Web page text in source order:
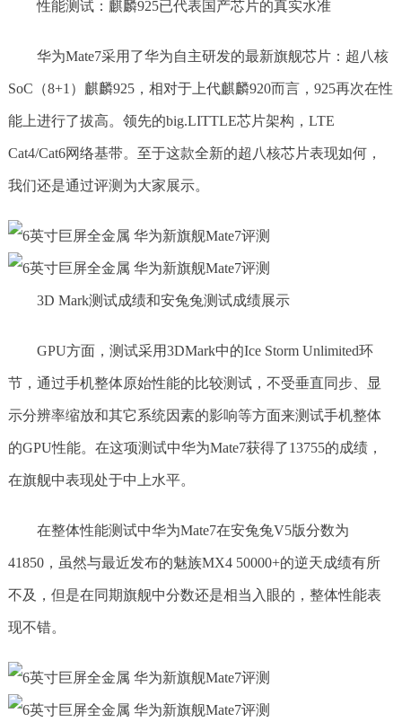
性能测试：麒麟925已代表国产芯片的真实水准
华为Mate7采用了华为自主研发的最新旗舰芯片：超八核
SoC（8+1）麒麟925，相对于上代麒麟920而言，925再次在性
能上进行了拔高。领先的big.LITTLE芯片架构，LTE
Cat4/Cat6网络基带。至于这款全新的超八核芯片表现如何，
我们还是通过评测为大家展示。
3D Mark测试成绩和安兔兔测试成绩展示
GPU方面，测试采用3DMark中的Ice Storm Unlimited环
节，通过手机整体原始性能的比较测试，不受垂直同步、显
示分辨率缩放和其它系统因素的影响等方面来测试手机整体
的GPU性能。在这项测试中华为Mate7获得了13755的成绩，
在旗舰中表现处于中上水平。
在整体性能测试中华为Mate7在安兔兔V5版分数为
41850，虽然与最近发布的魅族MX4 50000+的逆天成绩有所
不及，但是在同期旗舰中分数还是相当入眼的，整体性能表
现不错。